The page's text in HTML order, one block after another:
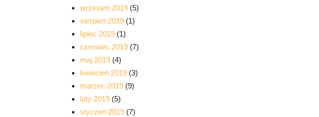
wrzesień 2019 (5)
sierpień 2019 (1)
lipiec 2019 (1)
czerwiec 2019 (7)
maj 2019 (4)
kwiecień 2019 (3)
marzec 2019 (9)
luty 2019 (5)
styczeń 2019 (7)